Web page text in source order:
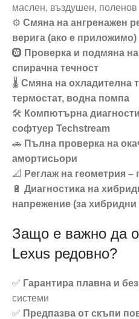
маслен, въздушен, поленов
⚙️ Смяна на ангренажен
верига (ако е приложимо)
🛞 Проверка и подмяна
спирачна течност
🌡️ Смяна на охладителна
термостат, водна помпа
🛠️ Компютърна
софтуер Techstream
🚗 Пълна проверка на
амортисьори
📐 Реглаж на геометрия
🔋 Диагностика на
напрежение (за
Защо е важно да
Lexus редовно?
✅ Гарантира плавна и
системи
✅ Предпазва от скъпи